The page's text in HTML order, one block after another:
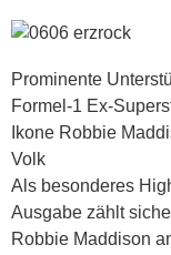
Prominente
Formel-1 Ex-
Ikone Robbie
Volk
Als besonderes
Ausgabe zählt
Robbie Maddison